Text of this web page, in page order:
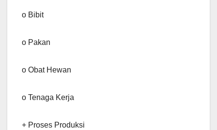
o Bibit
o Pakan
o Obat Hewan
o Tenaga Kerja
+ Proses Produksi